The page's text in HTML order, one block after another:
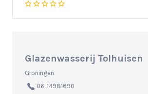
Glazenwasserij Tolhuisen
Groningen
06-14981690